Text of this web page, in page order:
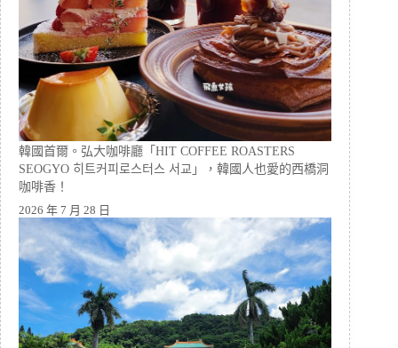
韓國首爾。弘大咖啡廳「HIT COFFEE ROASTERS
SEOGYO 히트커피로스터스 서교」，韓國人也愛的西橋洞
咖啡香！
2026 年 7 月 28 日